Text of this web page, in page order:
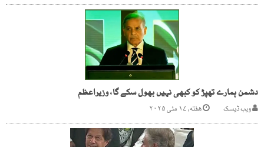
دشمن ہمارے تھپڑ کو کبھی نہیں بھول سکے گا، وزیراعظم
ویب ڈیسک هفته, ۱۷ مئی ۲۰۲۵